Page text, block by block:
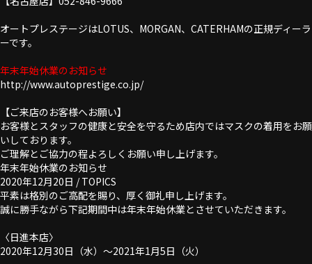
オートプレステージはLOTUS、MORGAN、CATERHAMの正規ディーラ
ーです。
年末年始休業のお知らせ
http://www.autoprestige.co.jp/
【ご来店のお客様へお願い】
お客様とスタッフの健康と安全を守るため店内ではマスクの着用をお願
いしております。
ご理解とご協力の程よろしくお願い申し上げます。
年末年始休業のお知らせ
2020年12月20日 /TOPICS
平素は格別のご高配を賜り、厚く御礼申し上げます。
誠に勝手ながら下記期間中は年末年始休業とさせていただきます。
〈日進本店〉
2020年12月30日（水）～2021年1月5日（火）